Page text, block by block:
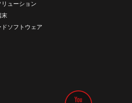
ューション
末
ドソフトウェア